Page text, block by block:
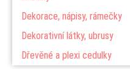
Dekorace, nápisy, rámečky
Dekorativní látky, ubrusy
Dřevěné a plexi cedulky